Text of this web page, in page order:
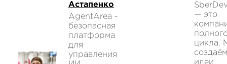
Астапенко
AgentArea -
безопасная
платформа
для
управления
— это
цикла.
создаём
идеи,